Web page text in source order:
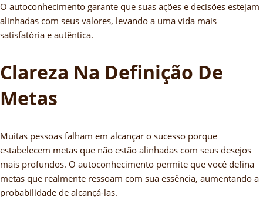
O autoconhecimento garante que suas ações e decisões estejam
alinhadas com seus valores, levando a uma vida mais
satisfatória e autêntica.
Clareza Na Definição De
Metas
Muitas pessoas falham em alcançar o sucesso porque
estabelecem metas que não estão alinhadas com seus desejos
mais profundos. O autoconhecimento permite que você defina
metas que realmente ressoam com sua essência, aumentando a
probabilidade de alcançá-las.